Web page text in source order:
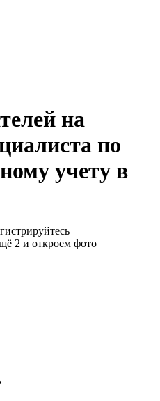
на
по
учету в
2 и откроем фото